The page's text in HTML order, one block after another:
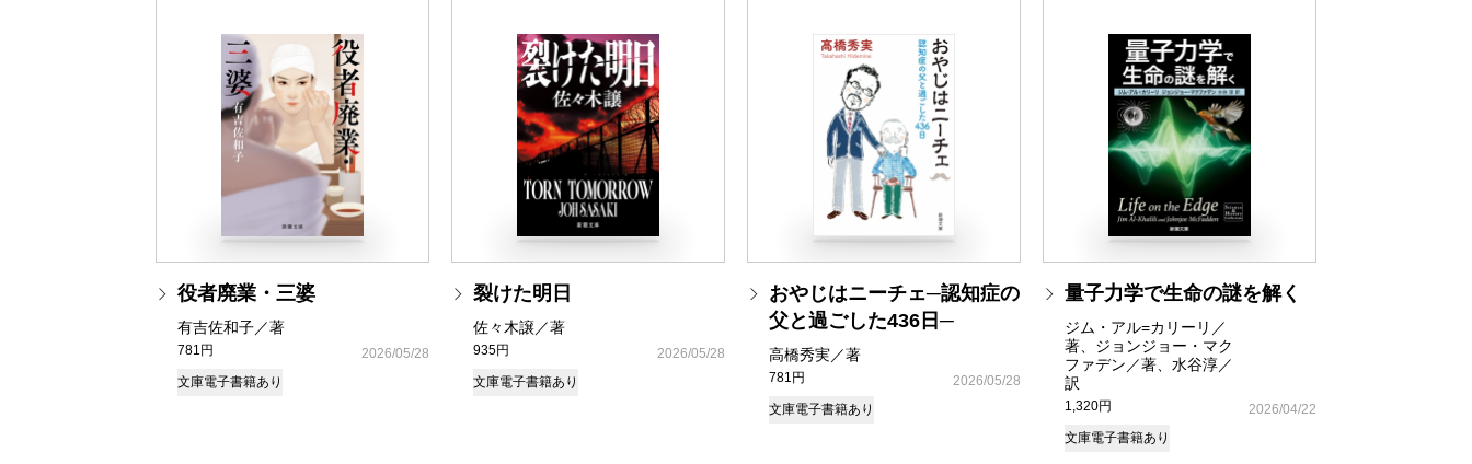
役者廃業・三婆
有吉佐和子／著
781円
2026/05/28
文庫電子書籍あり
裂けた明日
佐々木譲／著
935円
2026/05/28
文庫電子書籍あり
おやじはニーチェ─認知症の
父と過ごした436日─
高橋秀実／著
781円
2026/05/28
文庫電子書籍あり
量子力学で生命の謎を解く
ジム・アル=カリーリ／
著、ジョンジョー・マク
ファデン／著、水谷淳／
訳
1,320円
2026/04/22
文庫電子書籍あり